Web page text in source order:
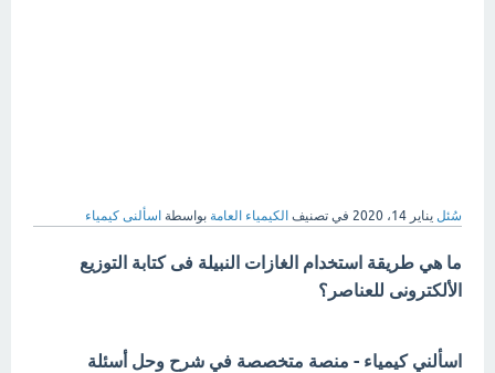
سُئل يناير 14، 2020 في تصنيف الكيمياء العامة بواسطة اسألنى كيمياء
ما هي طريقة استخدام الغازات النبيلة فى كتابة التوزيع
الألكترونى للعناصر؟
اسألني كيمياء - منصة متخصصة في شرح وحل أسئلة